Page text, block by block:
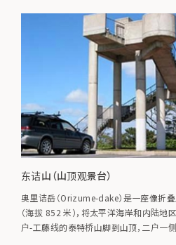
东诘山（山顶观景台）
奥里诘岳（Orizume-dake）是一座像折
（海拔 852 米），将太平洋海岸和内陆地
户-工藤线的泰特桥山脚到山顶，二户一